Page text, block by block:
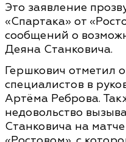
Это заявление
«Спартака» от
сообщений о
Деяна Станковича.
Гершкович отметил
специалистов в
Артёма Реброва.
недовольство
Станковича на